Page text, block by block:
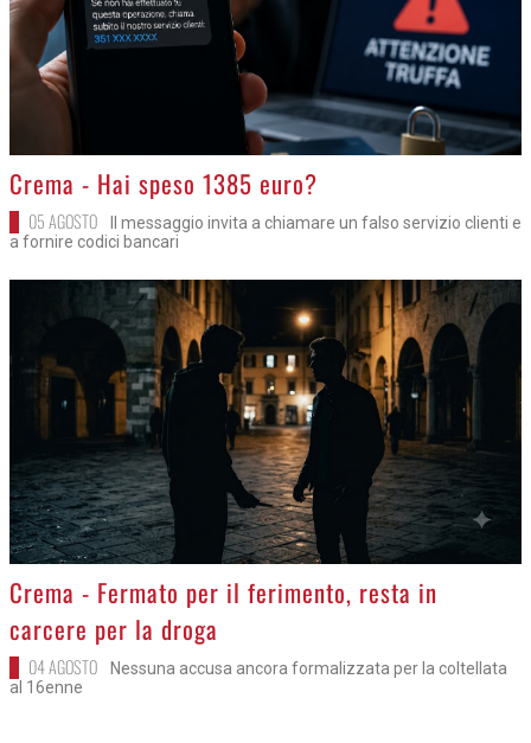
>
Crema - Hai speso 1385 euro?
05 AGOSTO
Il messaggio invita a chiamare un falso servizio clienti e
a fornire codici bancari
>
Crema - Fermato per il ferimento, resta in
carcere per la droga
04 AGOSTO
Nessuna accusa ancora formalizzata per la coltellata
al 16enne